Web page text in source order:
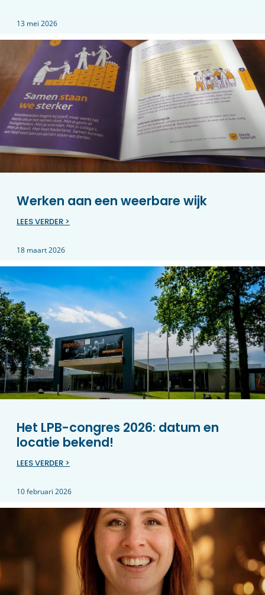
13 mei 2026
Werken aan een weerbare wijk
LEES VERDER >
18 maart 2026
Het LPB-congres 2026: datum en
locatie bekend!
LEES VERDER >
10 februari 2026